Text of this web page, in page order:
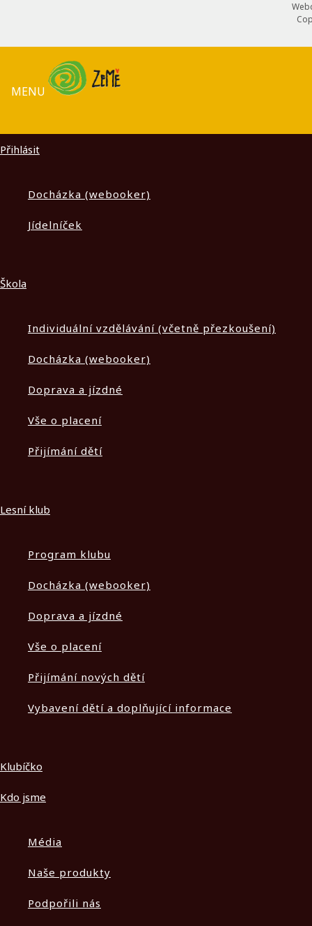
MENU
Přihlásit
Docházka (webooker)
Jídelníček
Škola
Individuální vzdělávání (včetně přezkoušení)
Docházka (webooker)
Doprava a jízdné
Vše o placení
Přijímání dětí
Lesní klub
Program klubu
Docházka (webooker)
Doprava a jízdné
Vše o placení
Přijímání nových dětí
Vybavení dětí a doplňující informace
Klubíčko
Kdo jsme
Média
Naše produkty
Podpořili nás